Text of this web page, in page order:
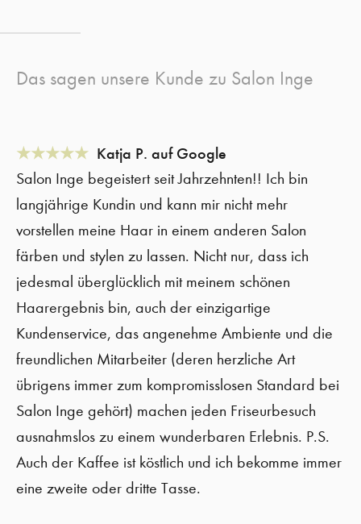
Das sagen unsere Kunde zu Salon Inge
★★★★★ Katja P. auf Google
Salon Inge begeistert seit Jahrzehnten!! Ich bin
langjährige Kundin und kann mir nicht mehr
vorstellen meine Haar in einem anderen Salon
färben und stylen zu lassen. Nicht nur, dass ich
jedesmal überglücklich mit meinem schönen
Haarergebnis bin, auch der einzigartige
Kundenservice, das angenehme Ambiente und die
freundlichen Mitarbeiter (deren herzliche Art
übrigens immer zum kompromisslosen Standard bei
Salon Inge gehört) machen jeden Friseurbesuch
ausnahmslos zu einem wunderbaren Erlebnis. P.S.
Auch der Kaffee ist köstlich und ich bekomme immer
eine zweite oder dritte Tasse.